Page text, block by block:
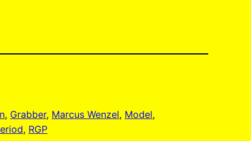
, Grabber, Marcus Wenzel, Model
, RGP